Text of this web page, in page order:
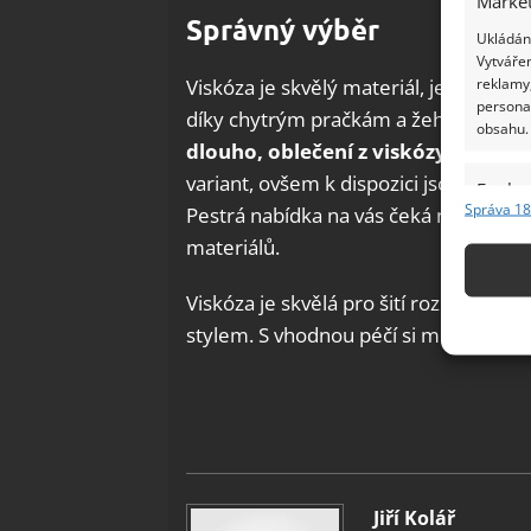
obsahu.
Funkce
Správa
Správný výběr
Viskóza je skvělý materiál, je však
díky chytrým pračkám a žehličkám
dlouho, oblečení z viskózy si jistě
variant, ovšem k dispozici jsou i
Pestrá nabídka na vás čeká na
materiálů.
Viskóza je skvělá pro šití
stylem. S vhodnou péčí si můžete
Jiří Kolář